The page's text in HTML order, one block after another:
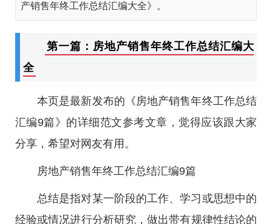
产销售年终工作总结汇编大全》。
第一篇：房地产销售年终工作总结汇编大
全
本页是最新发布的《房地产销售年终工作总结
汇编9篇》的详细范文参考文章，觉得应该跟大家
分享，希望对网友有用。
房地产销售年终工作总结汇编9篇
总结是指对某一阶段的工作、学习或思想中的
经验或情况进行分析研究，做出带有规律性结论的